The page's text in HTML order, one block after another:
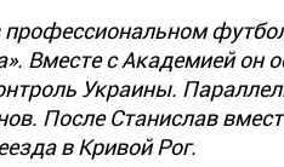
Вместе с Академией он
Украины.
После Станислав
в Кривой Рог.